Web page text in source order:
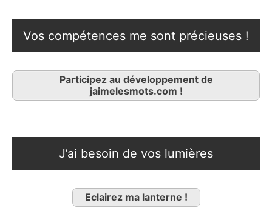
Vos compétences me sont précieuses !
Participez au développement de
jaimelesmots.com !
J’ai besoin de vos lumières
Eclairez ma lanterne !